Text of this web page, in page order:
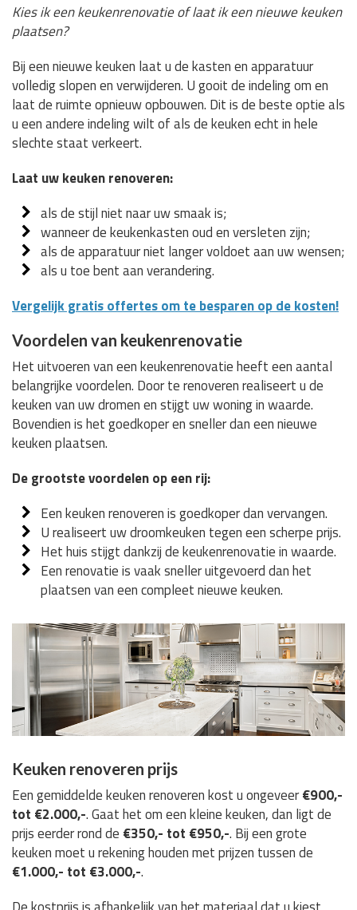
Kies ik een keukenrenovatie of laat ik een nieuwe keuken
plaatsen?
Bij een nieuwe keuken laat u de kasten en apparatuur
volledig slopen en verwijderen. U gooit de indeling om en
laat de ruimte opnieuw opbouwen. Dit is de beste optie als
u een andere indeling wilt of als de keuken echt in hele
slechte staat verkeert.
Laat uw keuken renoveren:
als de stijl niet naar uw smaak is;
wanneer de keukenkasten oud en versleten zijn;
als de apparatuur niet langer voldoet aan uw wensen;
als u toe bent aan verandering.
Vergelijk gratis offertes om te besparen op de kosten!
Voordelen van keukenrenovatie
Het uitvoeren van een keukenrenovatie heeft een aantal
belangrijke voordelen. Door te renoveren realiseert u de
keuken van uw dromen en stijgt uw woning in waarde.
Bovendien is het goedkoper en sneller dan een nieuwe
keuken plaatsen.
De grootste voordelen op een rij:
Een keuken renoveren is goedkoper dan vervangen.
U realiseert uw droomkeuken tegen een scherpe prijs.
Het huis stijgt dankzij de keukenrenovatie in waarde.
Een renovatie is vaak sneller uitgevoerd dan het
plaatsen van een compleet nieuwe keuken.
Keuken renoveren prijs
Een gemiddelde keuken renoveren kost u ongeveer€900,-
tot €2.000,-. Gaat het om een kleine keuken, dan ligt de
prijs eerder rond de €350,- tot €950,-. Bij een grote
keuken moet u rekening houden met prijzen tussen de
€1.000,- tot €3.000,-.